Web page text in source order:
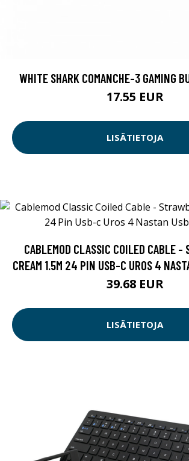
WHITE SHARK COMANCHE-3 GAMING
17.55 EUR
LISÄTIETOJA
CABLEMOD CLASSIC COILED CABLE -
CREAM 1.5M 24 PIN USB-C UROS 4
39.68 EUR
LISÄTIETOJA